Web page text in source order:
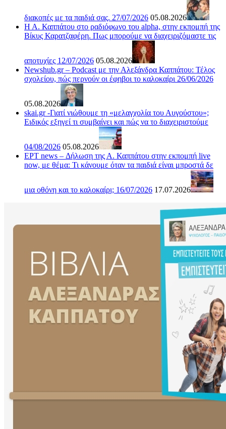
διακοπές με τα παιδιά σας. 27/07/2026 05.08.2026
Η Α. Καππάτου στο ραδιόφωνο του alpha, στην εκπομπή της
Βίκυς Καρατζαφέρη. Πως μπορούμε να διαχειριζόμαστε τις
αποτυχίες 12/07/2026 05.08.2026
Newshub.gr – Podcast με την Αλεξάνδρα Καππάτου: Τέλος
σχολείου, πώς περνούν οι έφηβοι το καλοκαίρι 26/06/2026
05.08.2026
skai.gr -Γιατί νιώθουμε τη «μελαγχολία του Αυγούστου»;
Ειδικός εξηγεί τι συμβαίνει και πώς να το διαχειριστούμε
04/08/2026 05.08.2026
ΕΡΤ news – Δήλωση της Α. Καππάτου στην εκπομπή live
now, με θέμα: Τι κάνουμε όταν τα παιδιά είναι μπροστά δε
μια οθόνη και το καλοκαίρι; 16/07/2026 17.07.2026